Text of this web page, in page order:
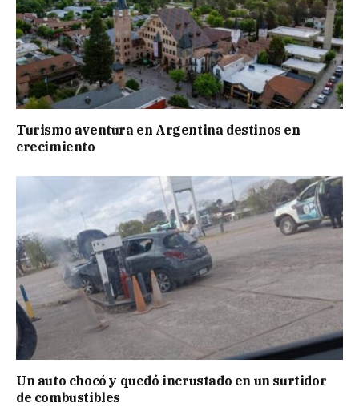
Turismo aventura en Argentina destinos en
crecimiento
Un auto chocó y quedó incrustado en un surtidor
de combustibles